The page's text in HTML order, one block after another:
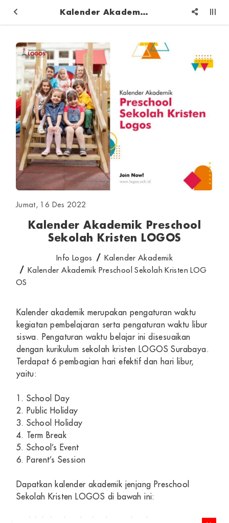
Kalender Akademik Preschool Sekolah Kristen LOGOS
Jumat, 16 Des 2022
Kalender Akademik Preschool
Sekolah Kristen LOGOS
Info Logos
Kalender Akademik
Kalender Akademik Preschool Sekolah Kristen LOG
OS
Kalender akademik merupakan pengaturan waktu
kegiatan pembelajaran serta pengaturan waktu libur
siswa. Pengaturan waktu belajar ini disesuaikan
dengan kurikulum sekolah kristen LOGOS Surabaya.
Terdapat 6 pembagian hari efektif dan hari libur,
yaitu:
1. School Day
2. Public Holiday
3. School Holiday
4. Term Break
5. School’s Event
6. Parent’s Session
Dapatkan kalender akademik jenjang Preschool
Sekolah Kristen LOGOS di bawah ini: